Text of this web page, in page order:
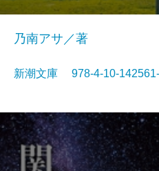
乃南アサ／著
新潮文庫 978-4-10-